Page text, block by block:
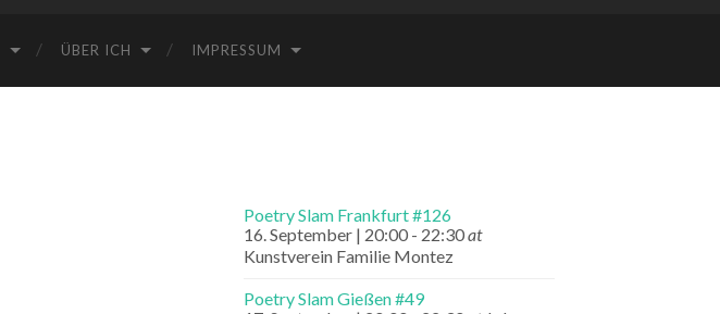
ÜBER ICH IMPRESSUM
Poetry Slam Frankfurt #126
16. September | 20:00 - 22:30at
Kunstverein Familie Montez
Poetry Slam Gießen #49